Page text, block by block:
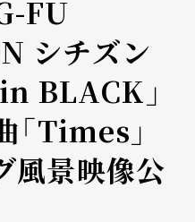
FU
シチズン
BLACK」
Times」
風景映像公